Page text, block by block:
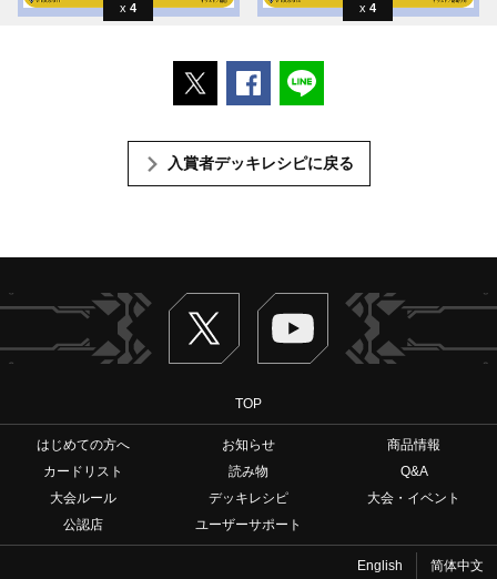
4 4
ポストするFacebookでシェアする
入賞者デッキレシピに戻る
Twitter ヴァンガードch
TOP
はじめての方へ お知らせ
商品情報
カードリスト
読み物
Q&A
大会ルール
デッキレシピ
大会・イベント
公認店
ユーザーサポート
English 简体中文